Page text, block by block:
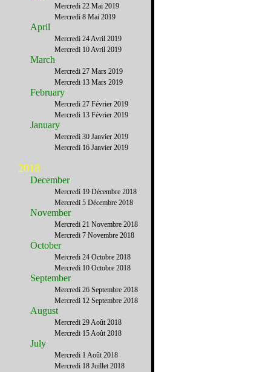
Mercredi 22 Mai 2019
Mercredi 8 Mai 2019
April
Mercredi 24 Avril 2019
Mercredi 10 Avril 2019
March
Mercredi 27 Mars 2019
Mercredi 13 Mars 2019
February
Mercredi 27 Février 2019
Mercredi 13 Février 2019
January
Mercredi 30 Janvier 2019
Mercredi 16 Janvier 2019
2018
December
Mercredi 19 Décembre 2018
Mercredi 5 Décembre 2018
November
Mercredi 21 Novembre 2018
Mercredi 7 Novembre 2018
October
Mercredi 24 Octobre 2018
Mercredi 10 Octobre 2018
September
Mercredi 26 Septembre 2018
Mercredi 12 Septembre 2018
August
Mercredi 29 Août 2018
Mercredi 15 Août 2018
July
Mercredi 1 Août 2018
Mercredi 18 Juillet 2018